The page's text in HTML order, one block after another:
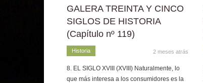
GALERA TREINTA Y CINCO
SIGLOS DE HISTORIA
(Capítulo nº 119)
Historia 2 meses atrás
8. EL SIGLO XVIII (XVIII) Naturalmente, lo
que más interesa a los consumidores es la